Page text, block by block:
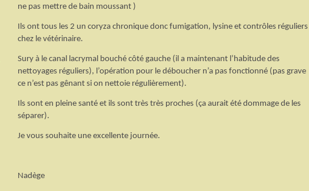
ne pas mettre de bain moussant )
Ils ont tous les 2 un coryza chronique donc fumigation, lysine et contrôles réguliers
chez le vétérinaire.
Sury à le canal lacrymal bouché côté gauche (il a maintenant l’habitude des
nettoyages réguliers), l’opération pour le déboucher n’a pas fonctionné (pas grave
ce n’est pas gênant si on nettoie régulièrement).
Ils sont en pleine santé et ils sont très très proches (ça aurait été dommage de les
séparer).
Je vous souhaite une excellente journée.
Nadège